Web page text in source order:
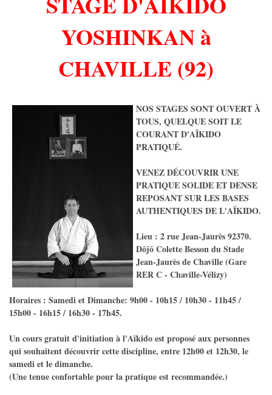
YOSHINKAN à
CHAVILLE (92)
NOS STAGES SONT OUVERT À
TOUS, QUELQUE SOIT LE
COURANT D'AÎKIDO
PRATIQUÉ.
VENEZ DÉCOUVRIR UNE
PRATIQUE SOLIDE ET DENSE
REPOSANT SUR LES BASES
AUTHENTIQUES DE L'AÏKIDO.
Lieu : 2 rue Jean-Jaurès 92370.
Dôjô Colette Besson du Stade
Jean-Jaurès de Chaville (Gare
RER C - Chaville-Vélizy)
Horaires : Samedi et Dimanche: 9h00 - 10h15 / 10h30 - 11h45 /
15h00 - 16h15 / 16h30 - 17h45.
Un cours gratuit d'initiation à l'Aïkido est proposé aux personnes
qui souhaitent découvrir cette discipline, entre 12h00 et 12h30, le
samedi et le dimanche.
(Une tenue confortable pour la pratique est recommandée.)